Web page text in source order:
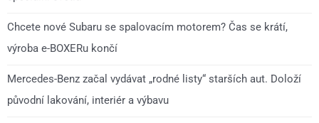
Chcete nové Subaru se spalovacím motorem? Čas se krátí,
výroba e-BOXERu končí
Mercedes-Benz začal vydávat „rodné listy“ starších aut. Doloží
původní lakování, interiér a výbavu